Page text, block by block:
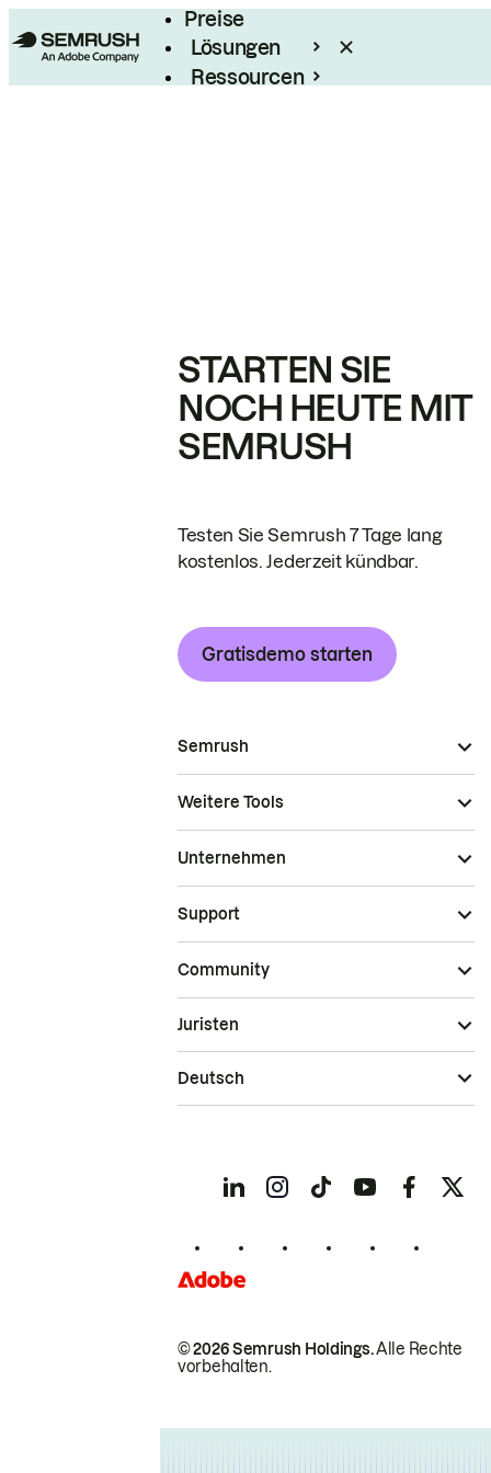
Preise
Lösungen
Ressourcen
STARTEN SIE
NOCH HEUTE MIT
SEMRUSH
Testen Sie Semrush 7 Tage lang
kostenlos. Jederzeit kündbar.
Gratisdemo starten
Semrush
Weitere Tools
Unternehmen
Support
Community
© 2026 Semrush Holdings.Alle Rechte
vorbehalten.
Juristen
Deutsch